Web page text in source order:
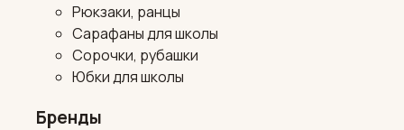
Рюкзаки, ранцы
Сарафаны для школы
Сорочки, рубашки
Юбки для школы
Бренды